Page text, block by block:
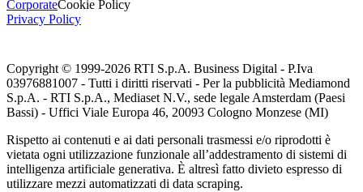
CorporateCookie Policy
Privacy Policy
Copyright © 1999-2026 RTI S.p.A. Business Digital - P.Iva
03976881007 - Tutti i diritti riservati - Per la pubblicità Mediamond
S.p.A. - RTI S.p.A., Mediaset N.V., sede legale Amsterdam (Paesi
Bassi) - Uffici Viale Europa 46, 20093 Cologno Monzese (MI)
Rispetto ai contenuti e ai dati personali trasmessi e/o riprodotti è
vietata ogni utilizzazione funzionale all’addestramento di sistemi di
intelligenza artificiale generativa. È altresì fatto divieto espresso di
utilizzare mezzi automatizzati di data scraping.